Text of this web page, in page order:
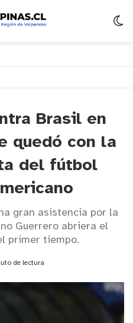
Brasil en
quedó con la
del fútbol
gran asistencia por la
Guerrero abriera el
primer tiempo.
de lectura